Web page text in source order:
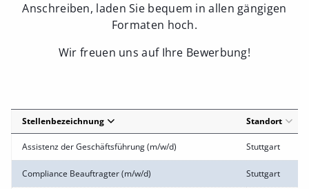
Anschreiben, laden Sie bequem in allen gängigen
Formaten hoch.
Wir freuen uns auf Ihre Bewerbung!
Stellenbezeichnung Standort
Assistenz der Geschäftsführung (m/w/d) Stuttgart
Compliance Beauftragter (m/w/d) Stuttgart